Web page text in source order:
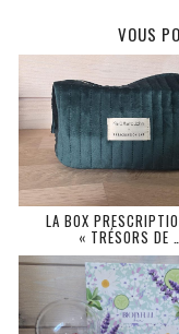
VOUS
LA BOX
« TRÉSORS DE …